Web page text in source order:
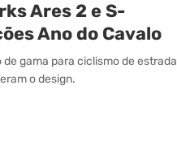
Ares 2 e S-
Ano do Cavalo
gama para ciclismo de estrada
o design.